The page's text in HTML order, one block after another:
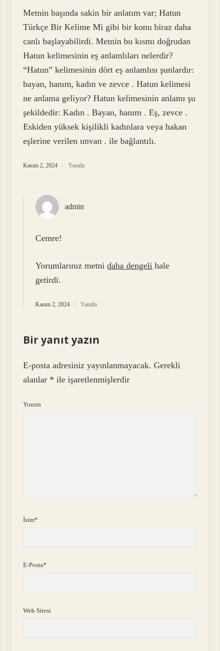
Metnin başında sakin bir anlatım var; Hatun
Türkçe Bir Kelime Mi gibi bir konu biraz daha
canlı başlayabilirdi. Metnin bu kısmı doğrudan
Hatun kelimesinin eş anlamlıları nelerdir?
“Hatun” kelimesinin dört eş anlamlısı şunlardır:
bayan, hanım, kadın ve zevce . Hatun kelimesi
ne anlama geliyor? Hatun kelimesinin anlamı şu
şekildedir: Kadın . Bayan, hanım . Eş, zevce .
Eskiden yüksek kişilikli kadınlara veya hakan
eşlerine verilen unvan . ile bağlantılı.
Kasım 2, 2024 Yanıtla
admin
Cemre!
Yorumlarınız metnidaha dengeli hale
getirdi.
Kasım 2, 2024 Yanıtla
Bir yanıt yazın
E-posta adresiniz yayınlanmayacak. Gerekli
alanlar * ile işaretlenmişlerdir
Yorum
İsim*
E-Posta*
Web Sitesi